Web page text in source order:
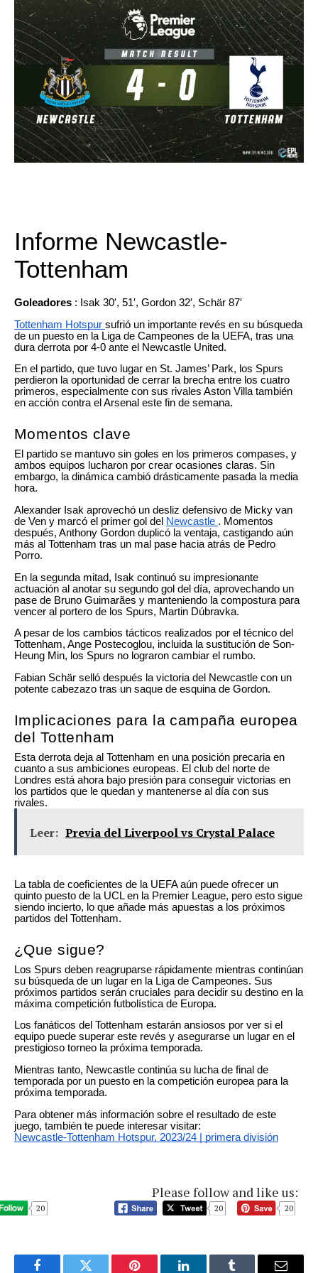
Informe Newcastle-
Tottenham
Goleadores : Isak 30′, 51′, Gordon 32′, Schär 87′
Tottenham Hotspur sufrió un importante revés en su búsqueda
de un puesto en la Liga de Campeones de la UEFA, tras una
dura derrota por 4-0 ante el Newcastle United.
En el partido, que tuvo lugar en St. James’ Park, los Spurs
perdieron la oportunidad de cerrar la brecha entre los cuatro
primeros, especialmente con sus rivales Aston Villa también
en acción contra el Arsenal este fin de semana.
Momentos clave
El partido se mantuvo sin goles en los primeros compases, y
ambos equipos lucharon por crear ocasiones claras. Sin
embargo, la dinámica cambió drásticamente pasada la media
hora.
Alexander Isak aprovechó un desliz defensivo de Micky van
de Ven y marcó el primer gol del Newcastle . Momentos
después, Anthony Gordon duplicó la ventaja, castigando aún
más al Tottenham tras un mal pase hacia atrás de Pedro
Porro.
En la segunda mitad, Isak continuó su impresionante
actuación al anotar su segundo gol del día, aprovechando un
pase de Bruno Guimarães y manteniendo la compostura para
vencer al portero de los Spurs, Martin Dúbravka.
A pesar de los cambios tácticos realizados por el técnico del
Tottenham, Ange Postecoglou, incluida la sustitución de Son-
Heung Min, los Spurs no lograron cambiar el rumbo.
Fabian Schär selló después la victoria del Newcastle con un
potente cabezazo tras un saque de esquina de Gordon.
Implicaciones para la campaña europea
del Tottenham
Esta derrota deja al Tottenham en una posición precaria en
cuanto a sus ambiciones europeas. El club del norte de
Londres está ahora bajo presión para conseguir victorias en
los partidos que le quedan y mantenerse al día con sus
rivales.
Leer: Previa del Liverpool vs Crystal Palace
La tabla de coeficientes de la UEFA aún puede ofrecer un
quinto puesto de la UCL en la Premier League, pero esto sigue
siendo incierto, lo que añade más apuestas a los próximos
partidos del Tottenham.
¿Que sigue?
Los Spurs deben reagruparse rápidamente mientras continúan
su búsqueda de un lugar en la Liga de Campeones. Sus
próximos partidos serán cruciales para decidir su destino en la
máxima competición futbolística de Europa.
Los fanáticos del Tottenham estarán ansiosos por ver si el
equipo puede superar este revés y asegurarse un lugar en el
prestigioso torneo la próxima temporada.
Mientras tanto, Newcastle continúa su lucha de final de
temporada por un puesto en la competición europea para la
próxima temporada.
Para obtener más información sobre el resultado de este
juego, también te puede interesar visitar:
Newcastle-Tottenham Hotspur, 2023/24 | primera división
Please follow and like us:
20 20 20